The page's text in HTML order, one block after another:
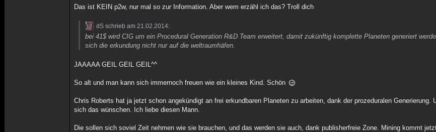
Das ist KEIN p2w, nur mal so zur Information. Aber wem erzähl ich das? Troll dich
dS schrieb am 21.02.2014:
bei 41$ wird CIG um ein Procedural Generation R&D Team erweitert, damit zukünftig komplette Planeten generiert
sich die erkundung nicht nur auf die weltraumhäfen.
JAAAAA GEIL GEIL GEIL^^
So alt und man kann sich immernoch freuen wie ein kleines Kind. Schön
Chris Roberts hat ja jetzt schon angekündigt an frei erkundbaren Planeten zu arbeiten, dank der prozeduralen Generierung.
sich das wünschen. Ich liebe diesen Mann.
Die sollen sich soviel Zeit nehmen wie sie brauchen, und das werden sie auch, dank publisherfreie Zone. Mining kommt